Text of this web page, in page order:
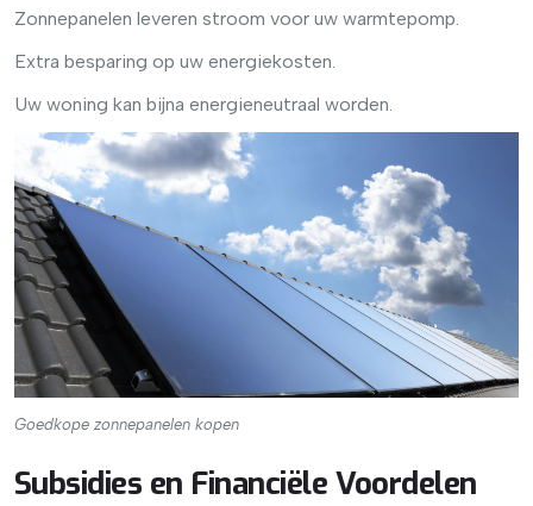
Zonnepanelen leveren stroom voor uw warmtepomp.
Extra besparing op uw energiekosten.
Uw woning kan bijna energieneutraal worden.
Goedkope zonnepanelen kopen
Subsidies en Financiële Voordelen